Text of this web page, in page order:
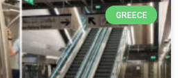
GREECE